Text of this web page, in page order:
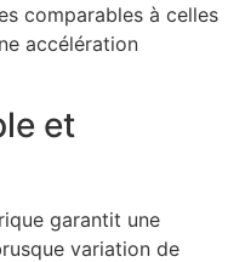
comparables à celles
accélération
et
garantit une
variation de